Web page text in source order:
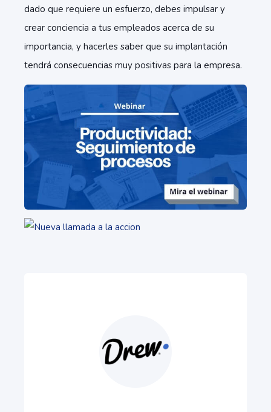
dado que requiere un esfuerzo, debes impulsar y
crear conciencia a tus empleados acerca de su
importancia, y hacerles saber que su implantación
tendrá consecuencias muy positivas para la empresa.